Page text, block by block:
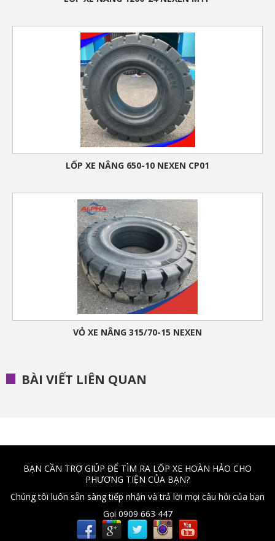
LỐP XE NÂNG 650-10 NEXEN CP01
VỎ XE NÂNG 315/70-15 NEXEN
BÀI VIẾT LIÊN QUAN
BẠN CẦN TRỢ GIÚP ĐỂ TÌM RA LỐP XE HOÀN HẢO CHO
PHƯƠNG TIỆN CỦA BẠN?
Chúng tôi luôn sẵn sàng tiếp nhận và trả lời mọi câu hỏi của bạn
Gọi 0909 663 447